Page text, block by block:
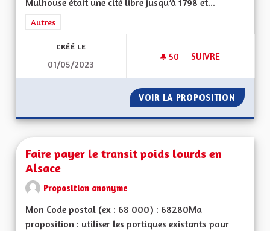
Mulhouse était une cité libre jusqu’à 1798 et...
Filtrer les résultats de la catégorie : Autres
Autres
CRÉÉ LE
01/05/2023
50 50 ABONNÉS
SUIVRE
VOIR LA PROPOSITION FAIRE
Faire payer le transit poids lourds en
Alsace
Proposition anonyme
Mon Code postal (ex : 68 000) : 68280Ma
proposition : utiliser les portiques existants pour